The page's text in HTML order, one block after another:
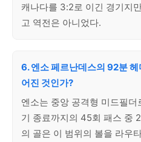
캐나다를 3:2로 이긴 경기지
고 역전은 아니었다.
6. 엔소 페르난데스의 92분
어진 것인가?
엔소는 중앙 공격형 미드필
기 종료까지의 45회 패스 중
의 골은 이 범위의 볼을 라우